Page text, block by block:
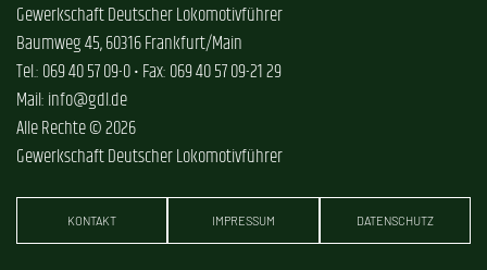
Gewerkschaft Deutscher Lokomotivführer
Baumweg 45, 60316 Frankfurt/Main
Tel.: 069 40 57 09-0 • Fax: 069 40 57 09-21 29
Mail: info@gdl.de
Alle Rechte © 2026
Gewerkschaft Deutscher Lokomotivführer
KONTAKT IMPRESSUM DATENSCHUTZ